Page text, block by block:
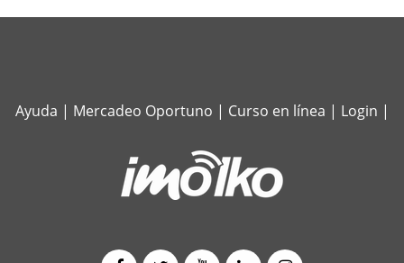
Ayuda | Mercadeo Oportuno | Curso en línea | Login |